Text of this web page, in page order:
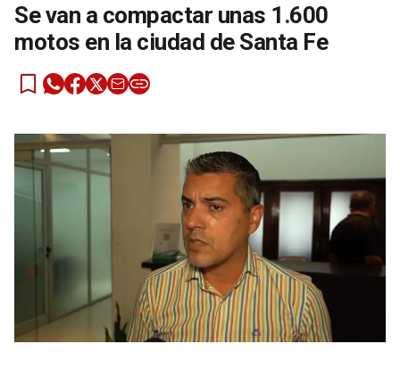
Se van a compactar unas 1.600
motos en la ciudad de Santa Fe